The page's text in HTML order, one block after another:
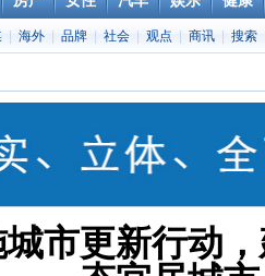
海外 品牌 社会 观点 商讯 搜索
市更新行动